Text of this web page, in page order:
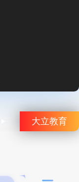
大立教育